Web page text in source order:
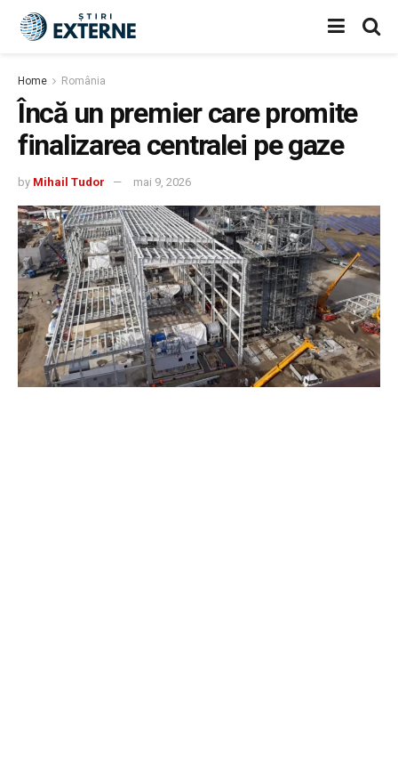
Home România
Încă un premier care promite
finalizarea centralei pe gaze
by Mihail Tudor mai 9, 2026